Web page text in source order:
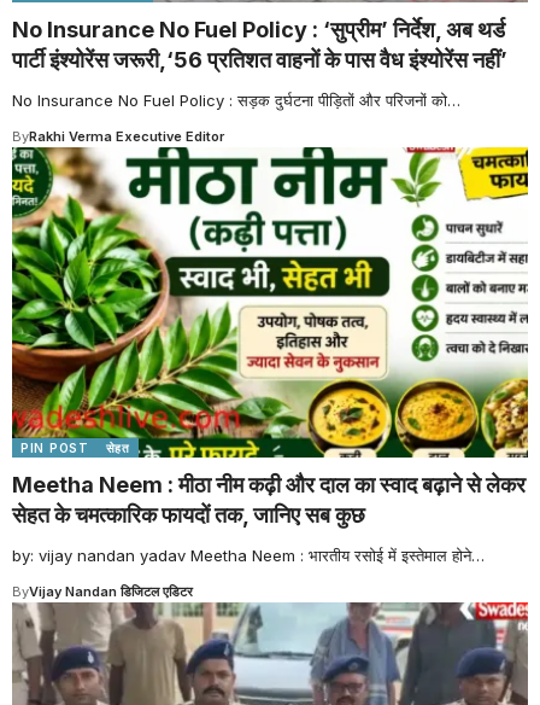
No Insurance No Fuel Policy : ‘सुप्रीम’ निर्देश, अब थर्ड
पार्टी इंश्योरेंस जरूरी,‘56 प्रतिशत वाहनों के पास वैध इंश्योरेंस नहीं’
No Insurance No Fuel Policy : सड़क दुर्घटना पीड़ितों और परिजनों को…
ByRakhi Verma Executive Editor
PIN POST सेहत
Meetha Neem : मीठा नीम कढ़ी और दाल का स्वाद बढ़ाने से लेकर
सेहत के चमत्कारिक फायदों तक, जानिए सब कुछ
by: vijay nandan yadav Meetha Neem : भारतीय रसोई में इस्तेमाल होने…
ByVijay Nandan डिजिटल एडिटर